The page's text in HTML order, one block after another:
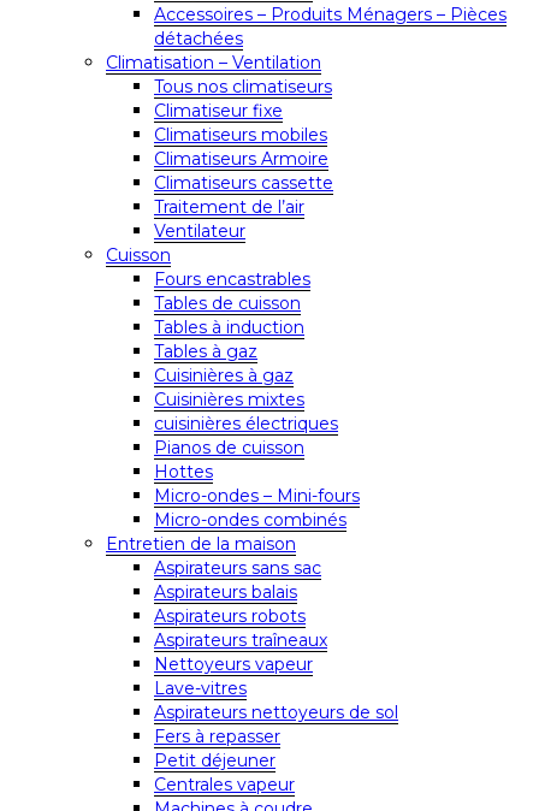
Accessoires – Produits Ménagers – Pièces
détachées
Climatisation – Ventilation
Tous nos climatiseurs
Climatiseur fixe
Climatiseurs mobiles
Climatiseurs Armoire
Climatiseurs cassette
Traitement de l’air
Ventilateur
Cuisson
Fours encastrables
Tables de cuisson
Tables à induction
Tables à gaz
Cuisinières à gaz
Cuisinières mixtes
cuisinières électriques
Pianos de cuisson
Hottes
Micro-ondes – Mini-fours
Micro-ondes combinés
Entretien de la maison
Aspirateurs sans sac
Aspirateurs balais
Aspirateurs robots
Aspirateurs traîneaux
Nettoyeurs vapeur
Lave-vitres
Aspirateurs nettoyeurs de sol
Fers à repasser
Petit déjeuner
Centrales vapeur